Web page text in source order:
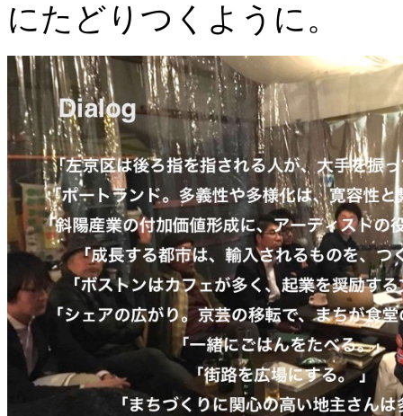
にたどりつくように。